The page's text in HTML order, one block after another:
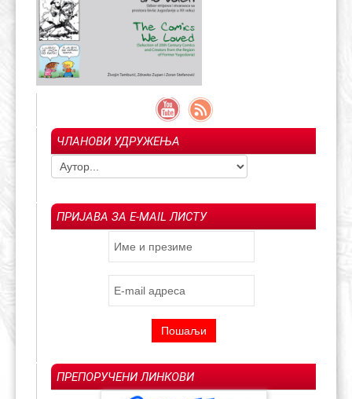
ЧЛАНОВИ УДРУЖЕЊА
ПРИЈАВА ЗА E-MAIL ЛИСТУ
ПРЕПОРУЧЕНИ ЛИНКОВИ